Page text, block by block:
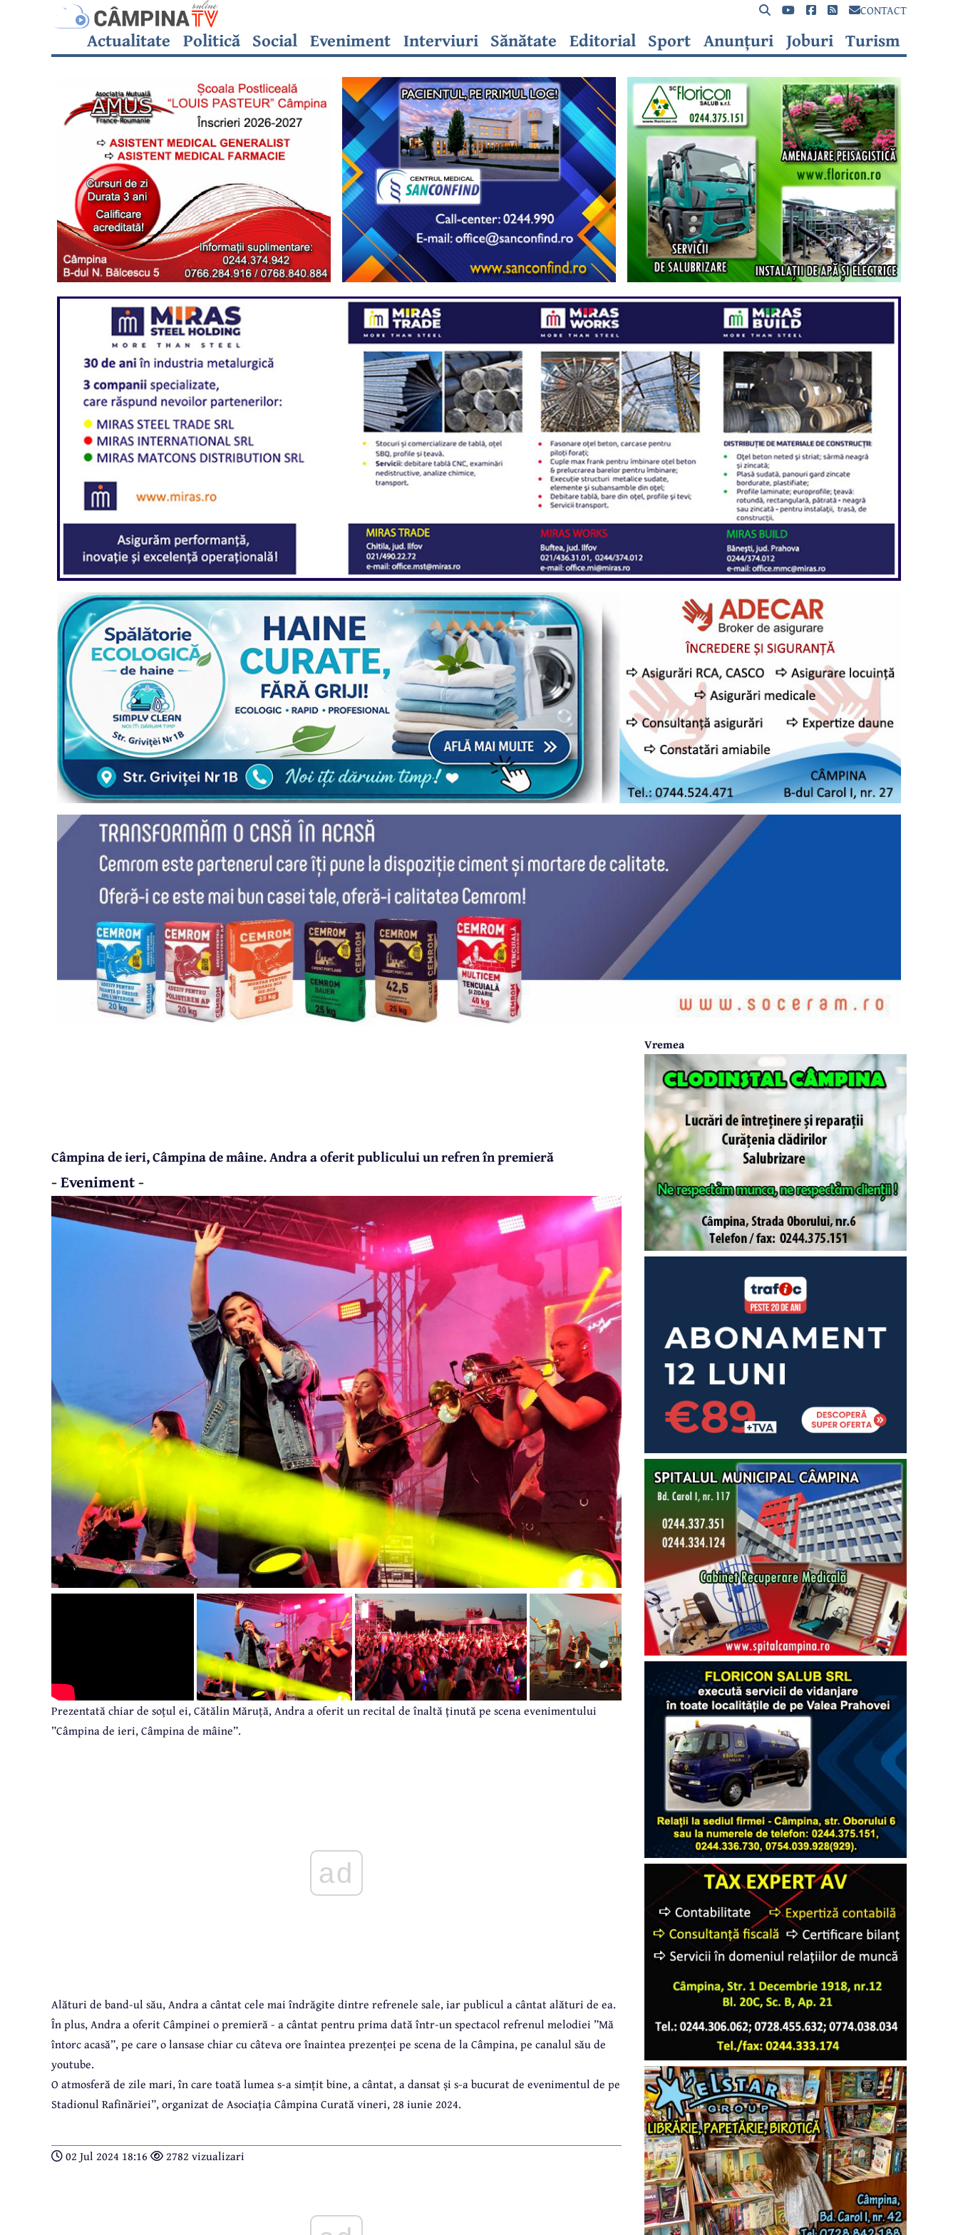
CONTACT
Actualitate Politică Social Eveniment Interviuri Sănătate Editorial Sport Anunțuri Joburi Turism
Câmpina de ieri, Câmpina de mâine. Andra a oferit publicului un refren în premieră
- Eveniment -
Prezentată chiar de soțul ei, Cătălin Măruță, Andra a oferit un recital de înaltă ținută pe scena evenimentului
”Câmpina de ieri, Câmpina de mâine”.
ad
Alături de band-ul său, Andra a cântat cele mai îndrăgite dintre refrenele sale, iar publicul a cântat alături de ea.
În plus, Andra a oferit Câmpinei o premieră - a cântat pentru prima dată într-un spectacol refrenul melodiei ”Mă
întorc acasă”, pe care o lansase chiar cu câteva ore înaintea prezenței pe scena de la Câmpina, pe canalul său de
youtube.
O atmosferă de zile mari, în care toată lumea s-a simțit bine, a cântat, a dansat și s-a bucurat de evenimentul de pe
Stadionul Rafinăriei”, organizat de Asociația Câmpina Curată vineri, 28 iunie 2024.
02 Jul 2024 18:16 2782 vizualizari
Vremea